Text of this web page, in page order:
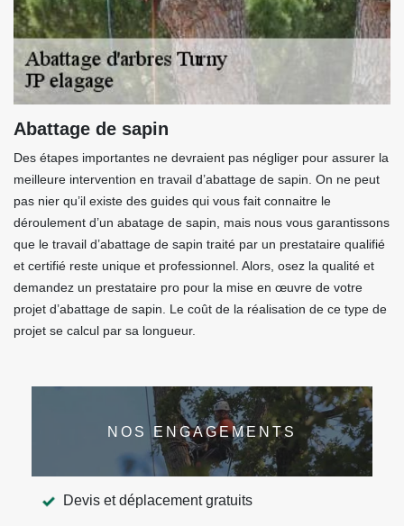
Abattage de sapin
Des étapes importantes ne devraient pas négliger pour assurer la
meilleure intervention en travail d’abattage de sapin. On ne peut
pas nier qu’il existe des guides qui vous fait connaitre le
déroulement d’un abatage de sapin, mais nous vous garantissons
que le travail d’abattage de sapin traité par un prestataire qualifié
et certifié reste unique et professionnel. Alors, osez la qualité et
demandez un prestataire pro pour la mise en œuvre de votre
projet d’abattage de sapin. Le coût de la réalisation de ce type de
projet se calcul par sa longueur.
NOS ENGAGEMENTS
Devis et déplacement gratuits